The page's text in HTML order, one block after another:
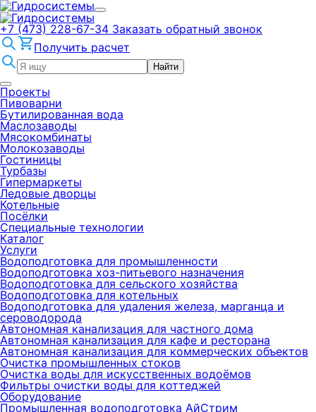
+7 (473) 228-67-34 Заказать обратный звонок
Получить расчет
Найти
Проекты
Пивоварни
Бутилированная вода
Маслозаводы
Мясокомбинаты
Молокозаводы
Гостиницы
Турбазы
Гипермаркеты
Ледовые дворцы
Котельные
Посёлки
Специальные технологии
Каталог
Услуги
Водоподготовка для промышленности
Водоподготовка хоз-питьевого назначения
Водоподготовка для сельского хозяйства
Водоподготовка для котельных
Водоподготовка для удаления железа, марганца и
сероводорода
Автономная канализация для частного дома
Автономная канализация для кафе и ресторана
Автономная канализация для коммерческих объектов
Очистка промышленных стоков
Очистка воды для искусственных водоёмов
Фильтры очистки воды для коттеджей
Оборудование
Промышленная водоподготовка АйСтрим